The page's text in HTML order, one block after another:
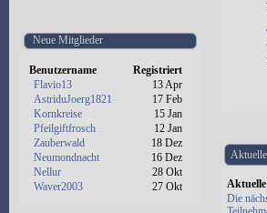
Neue Mitglieder
Benutzername
Registriert
Flavio13
13 Apr
AstriduJoerg1821
17 Feb
Kornkreise
15 Jan
Pfeilgiftfrosch
12 Jan
Zauberwald
18 Dez
Neumondnacht
16 Dez
Nellur
28 Okt
Waver2003
27 Okt
Die